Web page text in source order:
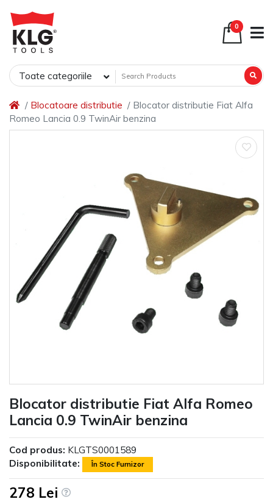
0
Toate categoriile
Blocatoare distributie
Blocator distributie Fiat Alfa
Romeo Lancia 0.9 TwinAir benzina
Blocator distributie Fiat Alfa Romeo
Lancia 0.9 TwinAir benzina
Cod produs: KLGTS0001589
Disponibilitate:
În Stoc Furnizor
278 Lei